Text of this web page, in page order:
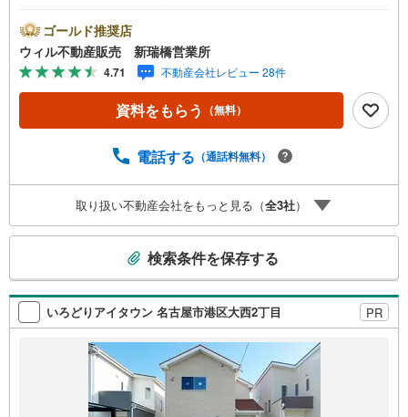
です。新瑞橋駅から徒歩1分の店舗には、キッズスペースや
おむつ替えスペースを完備しており、お子様連れのお客様
も安心してご利用いただけます。●平日のお住まい探しの方
へ●弊社では平日にご内覧や契約を希望されるお客様のため
に、「平日会員制度」という割引プランをご用意していま
す。●お仕事で忙しい方へ●午前10時から午後7時まで、毎
間外でのご内覧にも対応いたします。また、オンライン内
弊社は定休日なく営業しており、当日のご内覧も承りま
す。弊社で掲載している物件以外にもご紹介可能ですの
で、一度ご相談ください。●その他の相談もプロが対応●物
フォームに関することなど、お住まいに関するどんなこと
でもお気軽にご相談ください。
ゴールド推奨店
ウィル不動産販売 新瑞橋営業所
4.71 不動産会社レビュー 28件
資料をもらう （無料）
電話する （通話料無料）
取り扱い不動産会社をもっと見る（全3社）
検
索
条
検索条件を保存する
いろどりアイタウン 名古屋市港区大西2丁目 PR